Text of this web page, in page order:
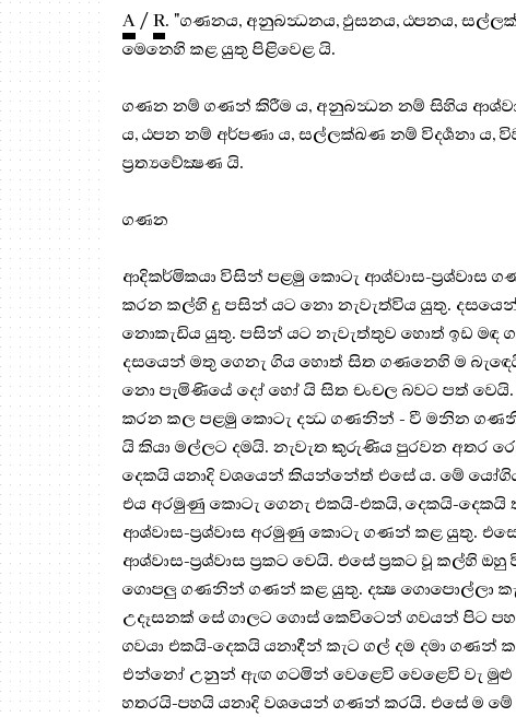
A /R. "ගණනය, අනුබන්‍ධනය, ඵුසනය, ඨපනය,
මෙනෙහි කළ යුතු පිළිවෙළ යි.
ගණන නම් ගණන් කිරීම ය, අනුබන්‍ධන නම් සිහිය
ය, ඨපන නම් අර්පණා ය, සල්ලක්ඛණ නම් විදර්‍ශනා ය,
ප්‍ර‍ත්‍යවේක්‍ෂණ යි.
ගණන
ආදිකර්මිකයා විසින් පළමු කොටැ ආශ්වාස-ප්‍ර‍ශ්වාස
කරන කල්හි දු පසින් යට නො නැවැත්විය යුතු.
නොකැඩිය යුතු. පසින් යට නැවැත්තුව හොත් ඉඩ මඳ
දසයෙන් මතු ගෙනැ ගිය හොත් සිත ගණනෙහි ම
නො පැමිණියේ දෝ හෝ යි සිත චංචල බවට පත්
කරන කල පළමු කොටැ දන්‍ධ ගණනින් - වී මනින
යි කියා මල්ලට දමයි. නැවැත කුරුණිය පුරවන අතර
දෙකයි යනාදි වශයෙන් කියන්නේත් එසේ ය. මේ
එය අරමුණු කොටැ ගෙනැ එකයි-එකයි, දෙකයි-දෙකයි
ආශ්වාස-ප්‍ර‍ශ්වාස අරමුණු කොටැ ගණන් කළ යුතු.
ආශ්වාස-ප්‍ර‍ශ්වාස ප්‍ර‍කට වෙයි. එසේ ප්‍ර‍කට වූ කල්හි
ගොපලු ගණනින් ගණන් කළ යුතු. දක්‍ෂ ගොපොල්ලා
උදෑසනක් සේ ගාලට ගොස් කෙවිටෙන් ගවයන් පිට
ගවයා එකයි-දෙකයි යනාදීන් කැට ගල් දම දමා
එන්නෝ උනුන් ඇඟ ගටමින් වෙළෙවි වෙළෙවි වැ මුළු
හතරයි-පහයි යනාදි වශයෙන් ගණන් කරයි. එසේ ම මේ